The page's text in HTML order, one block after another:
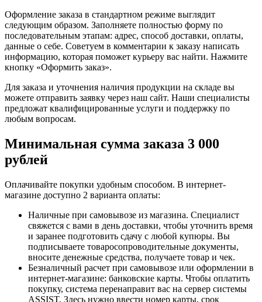
Оформление заказа в стандартном режиме выглядит
следующим образом. Заполняете полностью форму по
последовательным этапам: адрес, способ доставки, оплаты,
данные о себе. Советуем в комментарии к заказу написать
информацию, которая поможет курьеру вас найти. Нажмите
кнопку «Оформить заказ».
Для заказа и уточнения наличия продукции на складе вы
можете отправить заявку через наш сайт. Наши специалисты
предложат квалифицированные услуги и поддержку по
любым вопросам.
Минимальная сумма заказа 3 000
рублей
Оплачивайте покупки удобным способом. В интернет-
магазине доступно 2 варианта оплаты:
Наличные при самовывозе из магазина. Специалист
свяжется с вами в день доставки, чтобы уточнить время
и заранее подготовить сдачу с любой купюры. Вы
подписываете товаросопроводительные документы,
вносите денежные средства, получаете товар и чек.
Безналичный расчет при самовывозе или оформлении в
интернет-магазине: банковские карты. Чтобы оплатить
покупку, система перенаправит вас на сервер системы
ASSIST. Здесь нужно ввести номер карты, срок